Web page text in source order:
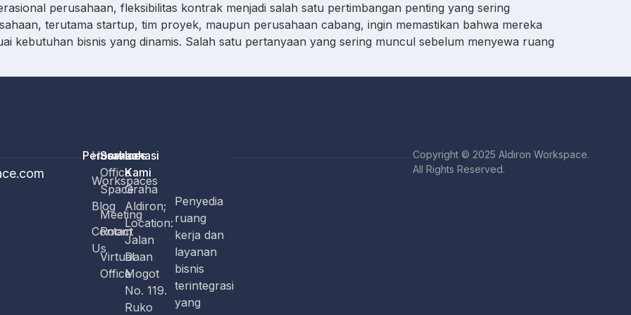
perusahaan, fleksibilitas kontrak menjadi salah satu pertimbangan penting yang sering
terutama startup, tim proyek, maupun perusahaan cabang, ingin memastikan bahwa mereka
kebutuhan bisnis yang dinamis. Salah satu pertanyaan yang sering muncul sebelum menyewa ruang
Perusahaan
Home
Workspaces
Blog
Contact
Us
Services
Office
Space
Meeting
Room
Virtual
Office
Lokasi
Kami
Graha
Aldiron;
Location:
Jalan
Daan
Mogot
No. 119.
Ruko
Penyedia
ruang
kerja dan
layanan
bisnis
terintegrasi
yang
Copyright © 2025 Aldiron Workspace.
All Rights Reserved.